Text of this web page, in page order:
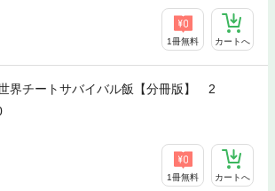
1冊無料 カートへ
界チートサバイバル飯【分冊版】 2
1冊無料 カートへ